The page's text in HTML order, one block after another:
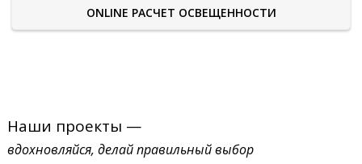
ONLINE РАСЧЕТ ОСВЕЩЕННОСТИ
Наши проекты —
вдохновляйся, делай правильный выбор